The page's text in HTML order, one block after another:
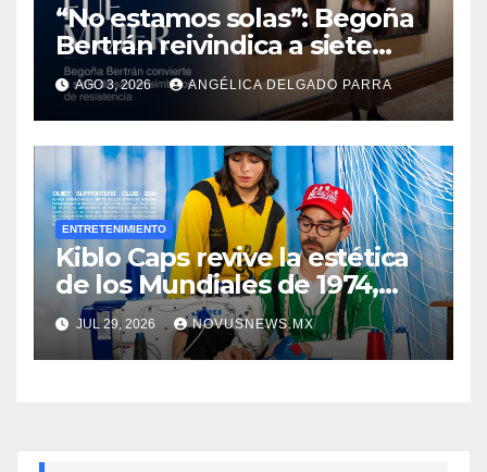
“No estamos solas”: Begoña
Bertrán reivindica a siete
diosas en “Cuando Dios fue
mujer”
AGO 3, 2026 ANGÉLICA DELGADO PARRA
ENTRETENIMIENTO
Kiblo Caps revive la estética
de los Mundiales de 1974,
1986, 1990 y 1998
JUL 29, 2026 NOVUSNEWS.MX